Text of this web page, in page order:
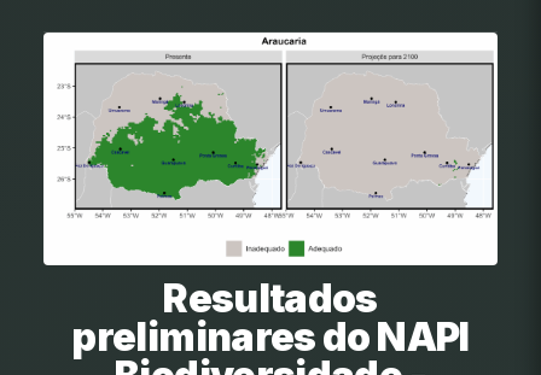
Resultados
preliminares do NAPI